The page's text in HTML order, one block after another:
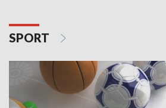
SPORT